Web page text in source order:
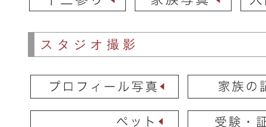
スタジオ撮影